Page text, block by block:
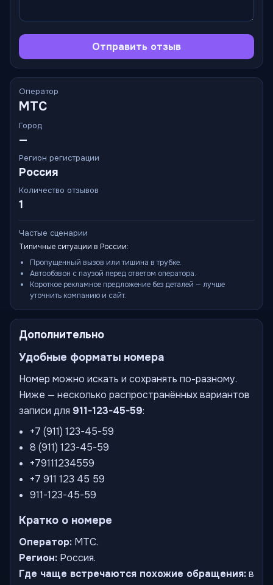
Отправить отзыв
Оператор
МТС
Город
—
Регион регистрации
Россия
Количество отзывов
1
Частые сценарии
Типичные ситуации в России:
Пропущенный вызов или тишина в трубке.
Автообзвон с паузой перед ответом оператора.
Короткое рекламное предложение без деталей — лучше
уточнить компанию и сайт.
Дополнительно
Удобные форматы номера
Номер можно искать и сохранять по-разному.
Ниже — несколько распространённых вариантов
записи для 911-123-45-59:
+7 (911) 123-45-59
8 (911) 123-45-59
+79111234559
+7 911 123 45 59
911-123-45-59
Кратко о номере
Оператор: МТС.
Регион: Россия.
Где чаще встречаются похожие обращения:в